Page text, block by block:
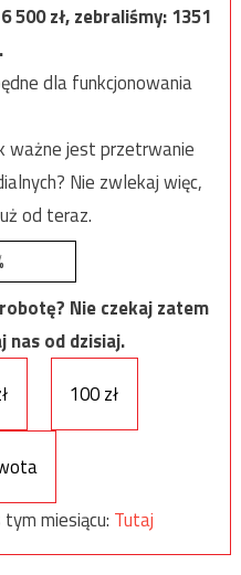
500zł, zebraliśmy:1351
dla funkcjonowania
ważne jest przetrwanie
Nie zwlekaj więc,
od teraz.
Nie czekaj zatem
nas od dzisiaj.
100 zł
miesiącu: Tutaj